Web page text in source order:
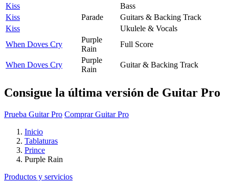
Kiss
Bass
Kiss
Parade
Guitars & Backing Track
Kiss
Ukulele & Vocals
When Doves Cry
Purple
Rain
Full Score
When Doves Cry
Purple
Rain
Guitar & Backing Track
Consigue la última versión de Guitar Pro
Prueba Guitar Pro Comprar Guitar Pro
Inicio
Tablaturas
Prince
Purple Rain
Productos y servicios